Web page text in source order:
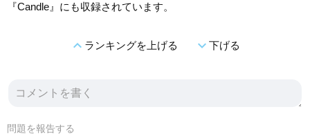
『Candle』にも収録されています。
expand_lessランキングを上げる expand_more下げる
問題を報告する